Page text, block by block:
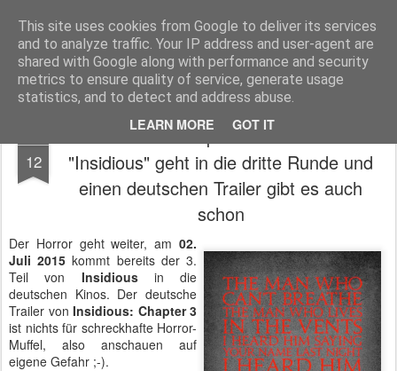
This site uses cookies from Google to deliver its services
and to analyze traffic. Your IP address and user-agent are
shared with Google along with performance and security
metrics to ensure quality of service, generate usage
statistics, and to detect and address abuse.
LEARN MORE GOT IT
MyKinoTrailer
Pages
12
Insidious: Chapter 3: Der Horror
"Insidious" geht in die dritte Runde und
einen deutschen Trailer gibt es auch
schon
Der Horror geht weiter, am 02.
Juli 2015 kommt bereits der 3.
Teil von Insidiousin die
deutschen Kinos. Der deutsche
Trailer von Insidious: Chapter 3
ist nichts für schreckhafte Horror-
Muffel, also anschauen auf
eigene Gefahr ;-).